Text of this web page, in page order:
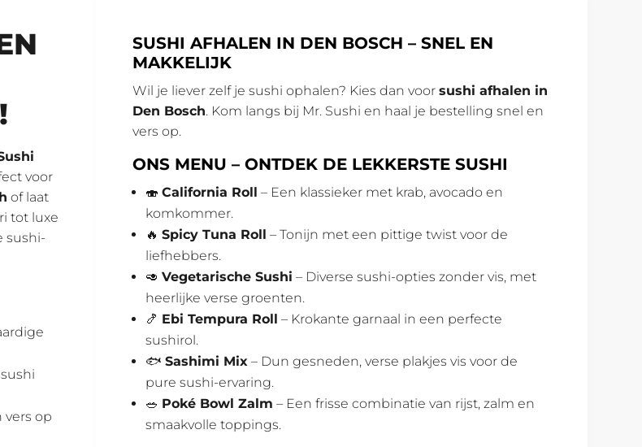
voor
of laat
tot luxe
sushi-
vers op
SUSHI AFHALEN IN DEN BOSCH – SNEL EN
MAKKELIJK
Wil je liever zelf je sushi ophalen? Kies dan voor sushi afhalen in
Den Bosch. Kom langs bij Mr. Sushi en haal je bestelling snel en
vers op.
ONS MENU – ONTDEK DE LEKKERSTE SUSHI
🍣 California Roll – Een klassieker met krab, avocado en
komkommer.
🔥 Spicy Tuna Roll – Tonijn met een pittige twist voor de
liefhebbers.
🥑 Vegetarische Sushi – Diverse sushi-opties zonder vis, met
heerlijke verse groenten.
🍤 Ebi Tempura Roll – Krokante garnaal in een perfecte
sushirol.
🐟 Sashimi Mix – Dun gesneden, verse plakjes vis voor de
pure sushi-ervaring.
🥗 Poké Bowl Zalm – Een frisse combinatie van rijst, zalm en
smaakvolle toppings.